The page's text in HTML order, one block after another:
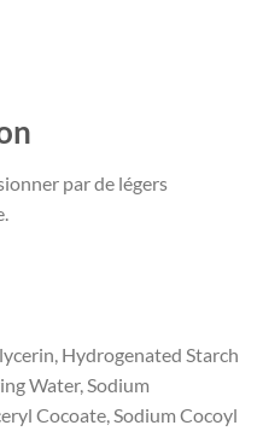
par de légers
Hydrogenated Starch
Water, Sodium
Cocoate, Sodium Cocoyl